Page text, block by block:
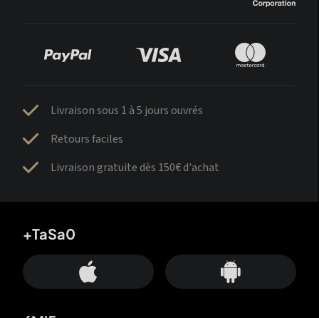
Livraison sous 1 à 5 jours ouvrés
Retours faciles
Livraison gratuite dès 150€ d'achat
+TaSa0